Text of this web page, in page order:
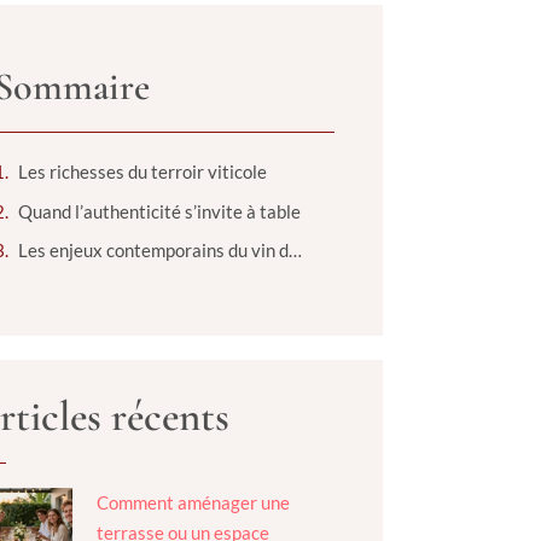
Les richesses du terroir viticole
Quand l’authenticité s’invite à table
Les enjeux contemporains du vin de terroir
récents
Comment aménager une
terrasse ou un espace